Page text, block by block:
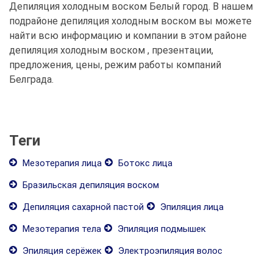
Депиляция холодным воском Белый город. В нашем
подрайоне депиляция холодным воском вы можете
найти всю информацию и компании в этом районе
депиляция холодным воском , презентации,
предложения, цены, режим работы компаний
Белграда.
Теги
Мезотерапия лица
Ботокс лица
Бразильская депиляция воском
Депиляция сахарной пастой
Эпиляция лица
Мезотерапия тела
Эпиляция подмышек
Эпиляция серёжек
Электроэпиляция волос